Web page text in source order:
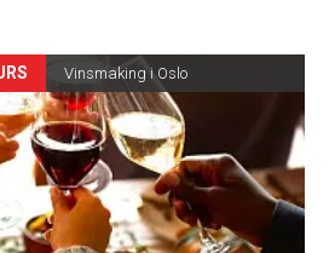
Vinsmaking i Oslo